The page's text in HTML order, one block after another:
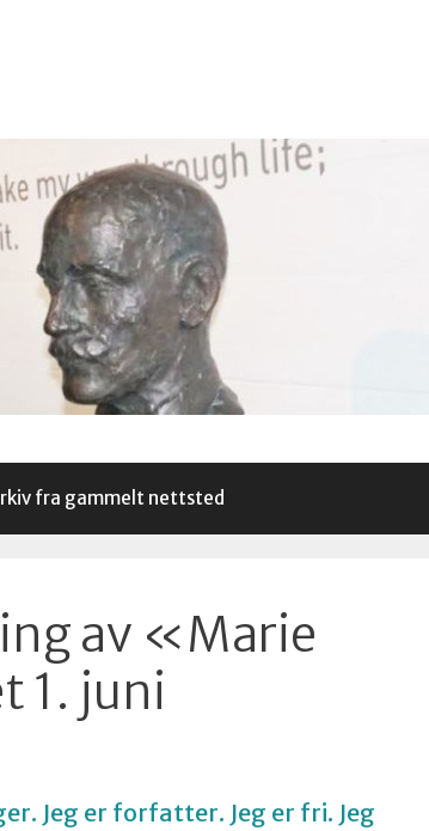
fra gammelt nettsted
av «Marie
1. juni
Jeg er forfatter. Jeg er fri. Jeg